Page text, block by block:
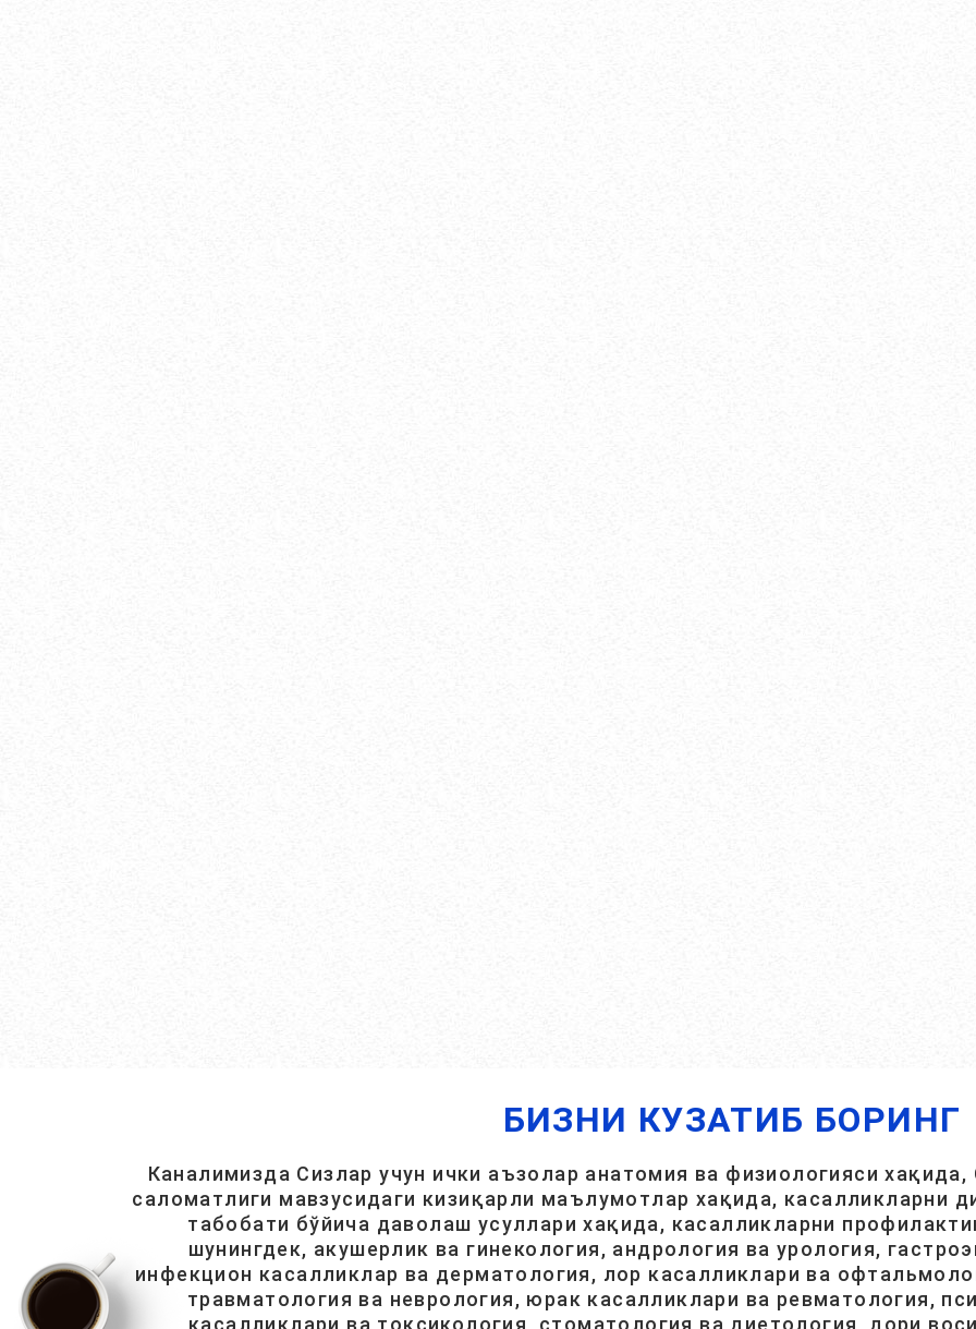
БИЗНИ КУЗАТИБ БОРИНГ
Каналимизда Сизлар учун ички аъзолар анатомия ва физиологияси хақида,
саломатлиги мавзусидаги кизиқарли маълумотлар хақида, касалликларни
табобати бўйича даволаш усуллари хақида, касалликларни
шунингдек, акушерлик ва гинекология, андрология ва урология,
инфекцион касалликлар ва дерматология, лор касалликлари ва
травматология ва неврология, юрак касалликлари ва ревматология,
касалликлари ва токсикология, стоматология ва диетология, дори